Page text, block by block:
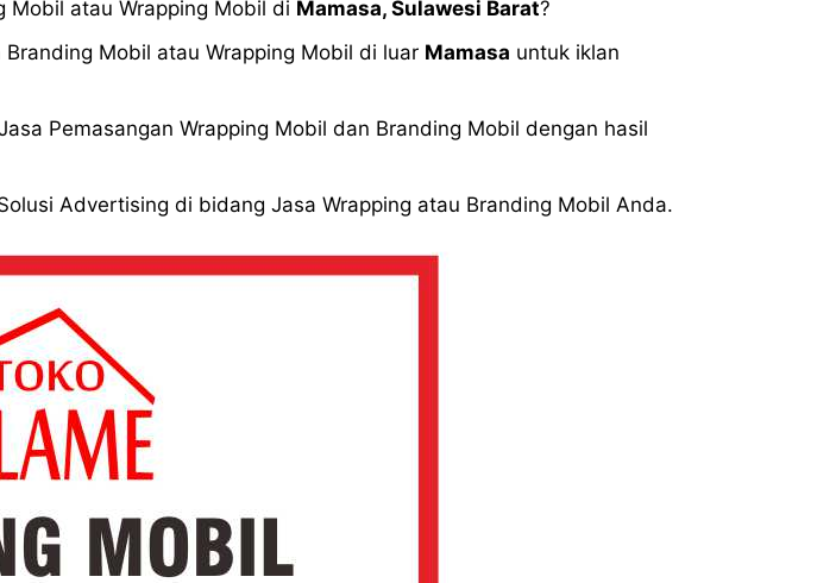
Mobil atau Wrapping Mobil di Mamasa, Sulawesi Barat?
Mobil atau Wrapping Mobil di luar Mamasa untuk iklan
Pemasangan Wrapping Mobil dan Branding Mobil dengan hasil
Advertising di bidang Jasa Wrapping atau Branding Mobil Anda.